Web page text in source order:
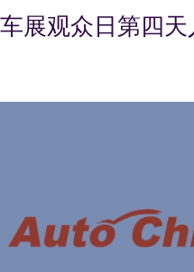
展观众日第四